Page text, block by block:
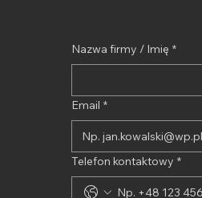
Nazwa firmy / Imię *
Email *
Telefon kontaktowy *